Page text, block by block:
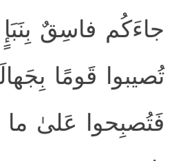
جاءَكُم فاسِقٌ بِنَبَإٍ
تُصيبوا قَومًا
فَتُصبِحوا عَلىٰ ما